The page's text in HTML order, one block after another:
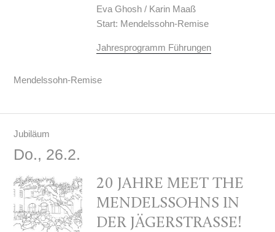
Eva Ghosh / Karin Maaß
Start: Mendelssohn-Remise
Jahresprogramm Führungen
Mendelssohn-Remise
Jubiläum
Do., 26.2.
20 JAHRE MEET THE
MENDELSSOHNS IN
DER JÄGERSTRASSE!